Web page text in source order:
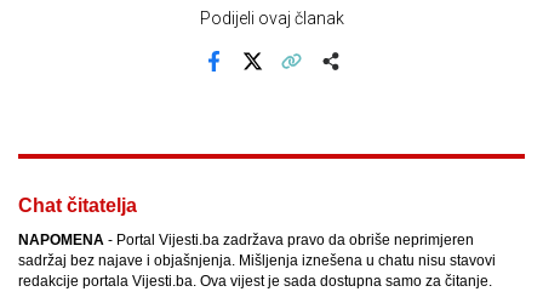
Podijeli ovaj članak
Chat čitatelja
NAPOMENA - Portal Vijesti.ba zadržava pravo da obriše neprimjeren
sadržaj bez najave i objašnjenja. Mišljenja iznešena u chatu nisu stavovi
redakcije portala Vijesti.ba. Ova vijest je sada dostupna samo za čitanje.